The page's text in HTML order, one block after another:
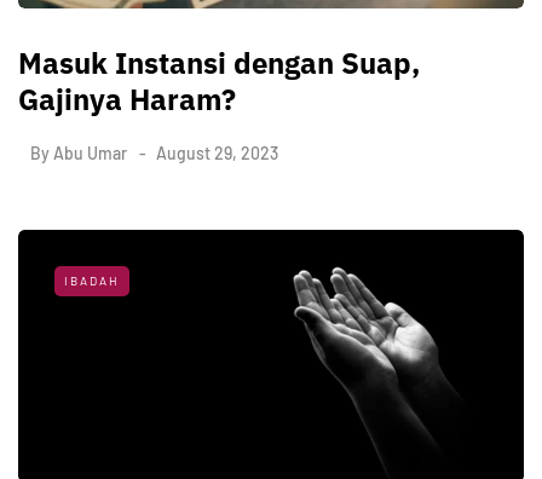
Masuk Instansi dengan Suap,
Gajinya Haram?
By Abu Umar August 29, 2023
IBADAH